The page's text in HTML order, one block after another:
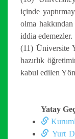
içinde
olma
iddia edemezler.
(11) Üniversite
hazırlık
kabul edilen
Yatay
Yurt